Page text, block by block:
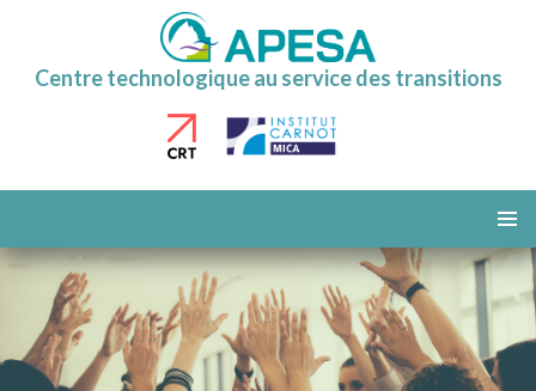
Centre technologique au service des transitions
MENU
AU
CONTENU